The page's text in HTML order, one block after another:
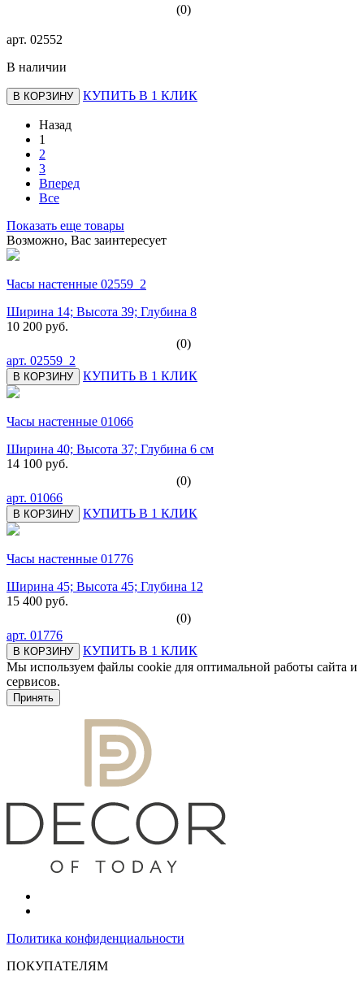
(0)
арт. 02552
В наличии
В КОРЗИНУ КУПИТЬ В 1 КЛИК
Назад
1
2
3
Вперед
Все
Показать еще товары
Возможно, Вас заинтересует
Часы настенные 02559_2
Ширина 14; Высота 39; Глубина 8
10 200 руб.
(0)
арт. 02559_2
В КОРЗИНУ КУПИТЬ В 1 КЛИК
Часы настенные 01066
Ширина 40; Высота 37; Глубина 6 см
14 100 руб.
(0)
арт. 01066
В КОРЗИНУ КУПИТЬ В 1 КЛИК
Часы настенные 01776
Ширина 45; Высота 45; Глубина 12
15 400 руб.
(0)
арт. 01776
В КОРЗИНУ
КУПИТЬ В 1 КЛИК
Мы используем файлы cookie для оптимальной работы сайта и
сервисов.
Принять
Политика конфиденциальности
ПОКУПАТЕЛЯМ